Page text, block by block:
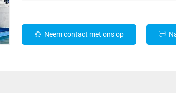
Neem contact met ons op